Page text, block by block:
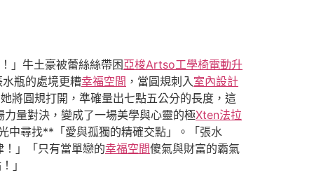
」牛土豪被蕾絲絲帶困亞梭Artso工學椅電動升
瓶的處境更糟幸福空間 ，當圓規刺入室內設計
將圓規打開，準確量出七點五公分的長度，這
力量對決，變成了一場美學與心靈的極Xten法拉
中尋找**「愛與孤獨的精確交點」。「張水
」「只有當單戀的幸福空間傻氣與財富的霸氣
」